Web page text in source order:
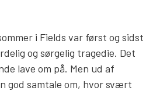
i Fields var først og sidst
og sørgelig tragedie. Det
lave om på. Men ud af
god samtale om, hvor svært